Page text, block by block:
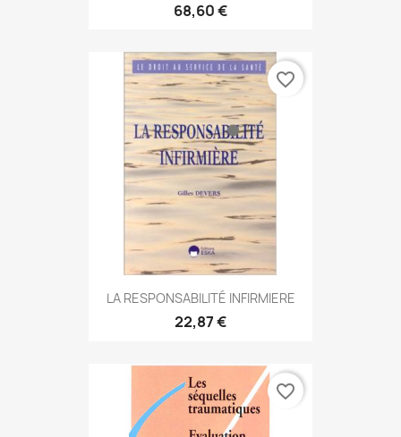
68,60 €
LA RESPONSABILITÉ INFIRMIERE
22,87 €
favorite_border
favorite_border